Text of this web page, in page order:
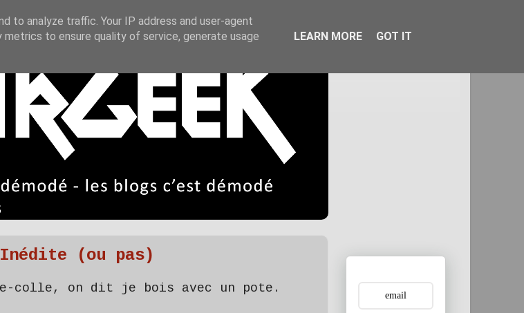
Inédite (ou pas)
colle, on dit je bois avec un pote.
to analyze traffic. Your IP address and user-agent
to ensure quality of service, generate usage
LEARN MORE GOT IT